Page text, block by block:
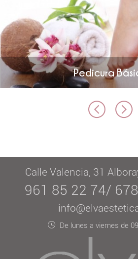
Pedicura
Calle Valencia, 31
961 85 22 74/
De lunes a viernes de